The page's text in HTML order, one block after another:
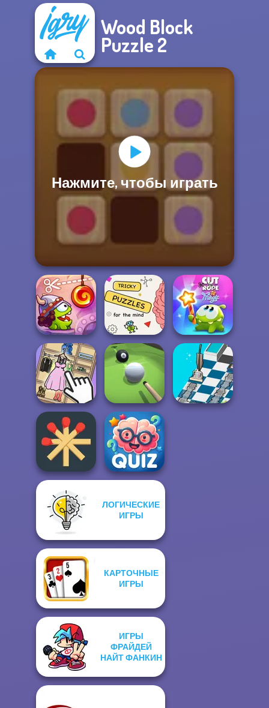
Wood Block
Puzzle 2
Нажмите, чтобы играть
Cut The Rope:
Time Travel
Brain Puzzles
Quests
Cut The Rope
Magic
Organize It Pool Master 3D
Matchstick
Puzzles
Quizmania: Trivia
ЛОГИЧЕСКИЕ
ИГРЫ
КАРТОЧНЫЕ
ИГРЫ
ИГРЫ
ФРАЙДЕЙ
НАЙТ ФАНКИН